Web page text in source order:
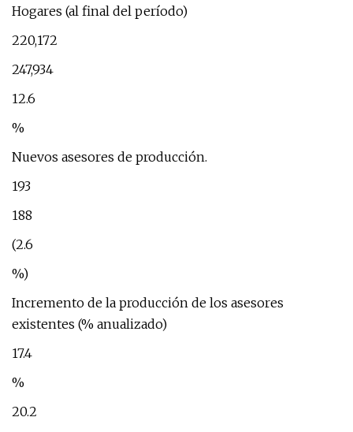
Hogares (al final del período)
220,172
247,934
12.6
%
Nuevos asesores de producción.
193
188
(2.6
%)
Incremento de la producción de los asesores
existentes (% anualizado)
17.4
%
20.2